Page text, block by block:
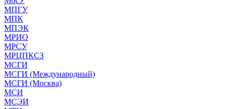
МПГУ
МПК
МПЭК
МРИО
МРСУ
МРЦПКСЗ
МСГИ
МСГИ (Международный)
МСГИ (Москва)
МСИ
МСЭИ